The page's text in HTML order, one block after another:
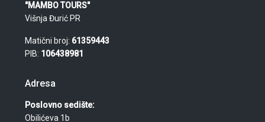
"MAMBO TOURS"
Višnja Đurić PR
Matični broj: 61359443
PIB: 106438981
Adresa
Poslovno sedište:
Obilićeva 1b